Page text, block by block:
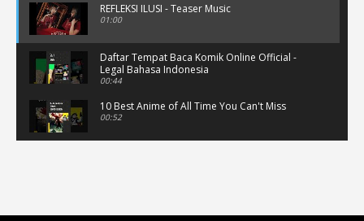
REFLEKSI ILUSI - Teaser Music
01:00
Daftar Tempat Baca Komik Online Official -
Legal Bahasa Indonesia
00:44
10 Best Anime of All Time You Can't Miss
00:52
02:47